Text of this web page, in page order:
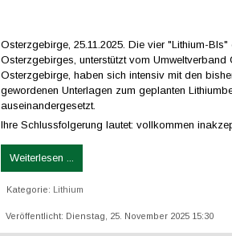
Osterzgebirge, 25.11.2025. Die vier "Lithium-BIs"
Osterzgebirges, unterstützt vom Umweltverband
Osterzgebirge, haben sich intensiv mit den
gewordenen Unterlagen zum geplanten
auseinandergesetzt.
Ihre Schlussfolgerung lautet: vollkommen
Weiterlesen ...
Kategorie: Lithium
Veröffentlicht: Dienstag, 25. November 2025 15:30